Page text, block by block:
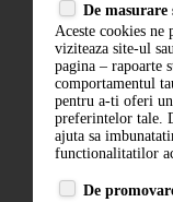
Politica de
ANPC
De masurare
Aceste cookies
viziteaza site-ul
pagina – rapoarte
comportamentul
pentru a-ti oferi
preferintelor tale.
ajuta sa
functionalitatilor
De